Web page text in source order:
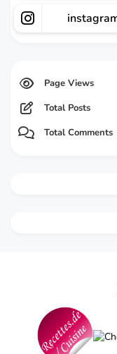
Total Posts
Total Comments